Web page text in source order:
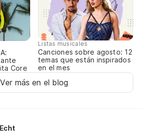
Core
Listas musicales
Canciones sobre agosto: 12
temas que están inspirados
en el mes
Ver más en el blog